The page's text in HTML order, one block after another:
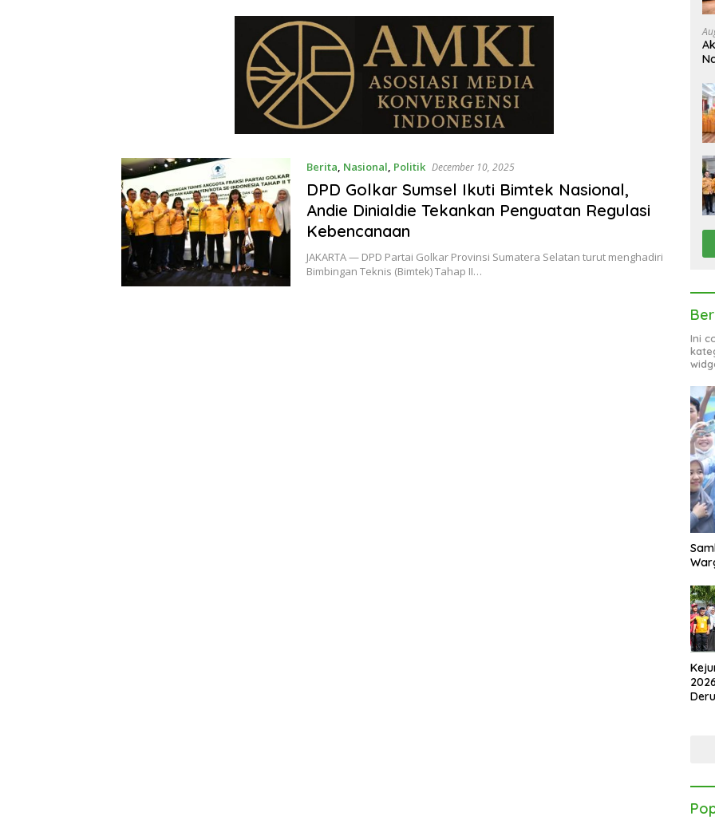
Berita, Nasional, Politik December 10, 2025
DPD Golkar Sumsel Ikuti Bimtek Nasional,
Andie Dinialdie Tekankan Penguatan Regulasi
Kebencanaan
JAKARTA — DPD Partai Golkar Provinsi Sumatera Selatan turut menghadiri
Bimbingan Teknis (Bimtek) Tahap II…
Ini